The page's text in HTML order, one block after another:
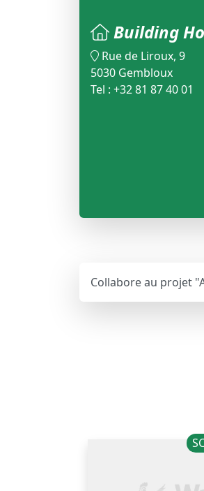
Building
Rue de Liroux, 9
5030 Gembloux
Tel : +32 81 87 40 01
Collabore au projet